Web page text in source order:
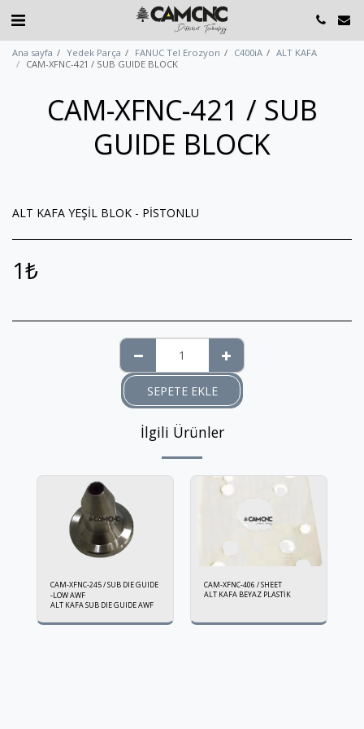
Ana sayfa Yedek Parça FANUC Tel Erozyon C400iA
ALT KAFA
CAM-XFNC-421 / SUB GUIDE BLOCK
CAM-XFNC-421 / SUB
GUIDE BLOCK
ALT KAFA YEŞİL BLOK - PİSTONLU
1₺
SEPETE EKLE
İlgili Ürünler
CAM-XFNC-245 / SUB DIE GUIDE
-LOW AWF
ALT KAFA SUB DIE GUIDE AWF
CAM-XFNC-406 / SHEET
ALT KAFA BEYAZ PLASTİK